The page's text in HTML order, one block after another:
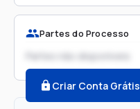
Partes do Processo
Partes não disponíveis
Criar Conta Grátis